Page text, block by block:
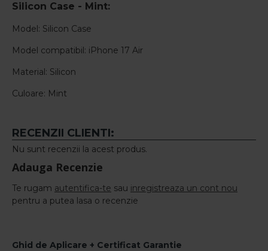
Silicon Case - Mint:
Model: Silicon Case
Model compatibil: iPhone 17 Air
Material: Silicon
Culoare: Mint
RECENZII CLIENTI:
Nu sunt recenzii la acest produs.
Adauga Recenzie
Te rugam autentifica-te sau inregistreaza un cont nou
pentru a putea lasa o recenzie
Ghid de Aplicare + Certificat Garantie